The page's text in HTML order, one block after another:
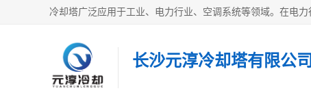
长沙元淳冷却塔有限公司